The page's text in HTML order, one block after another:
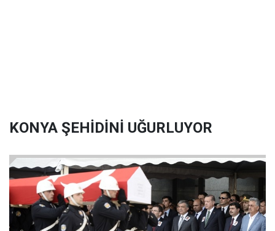
KONYA ŞEHİDİNİ UĞURLUYOR